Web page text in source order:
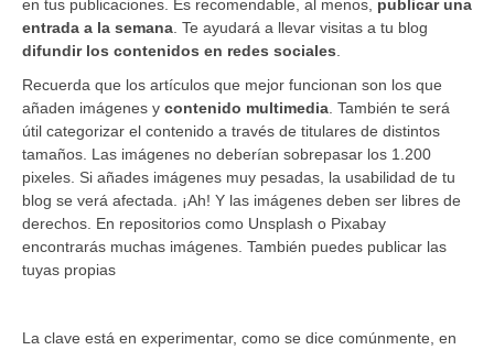
en tus publicaciones. Es recomendable, al menos, publicar una
entrada a la semana . Te ayudará a llevar visitas a tu blog
difundir los contenidos en redes sociales
Recuerda que los artículos que mejor funcionan son los que
añaden imágenes y contenido multimedia . También te será
útil categorizar el contenido a través de titulares de distintos
tamaños. Las imágenes no deberían sobrepasar los 1.200
pixeles. Si añades imágenes muy pesadas, la usabilidad de tu
blog se verá afectada. ¡Ah! Y las imágenes deben ser libres de
derechos. En repositorios como Unsplash o Pixabay
encontrarás muchas imágenes. También puedes publicar las
tuyas propias
La clave está en experimentar, como se dice comúnmente, en